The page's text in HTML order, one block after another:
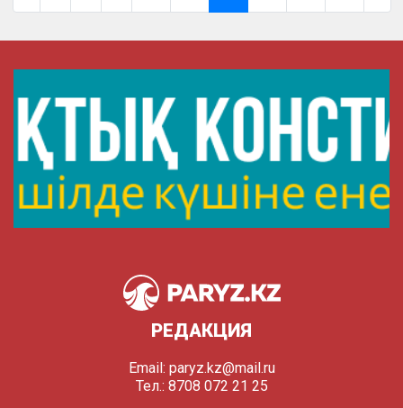
РЕДАКЦИЯ
Email: paryz.kz@mail.ru
Тел.: 8708 072 21 25